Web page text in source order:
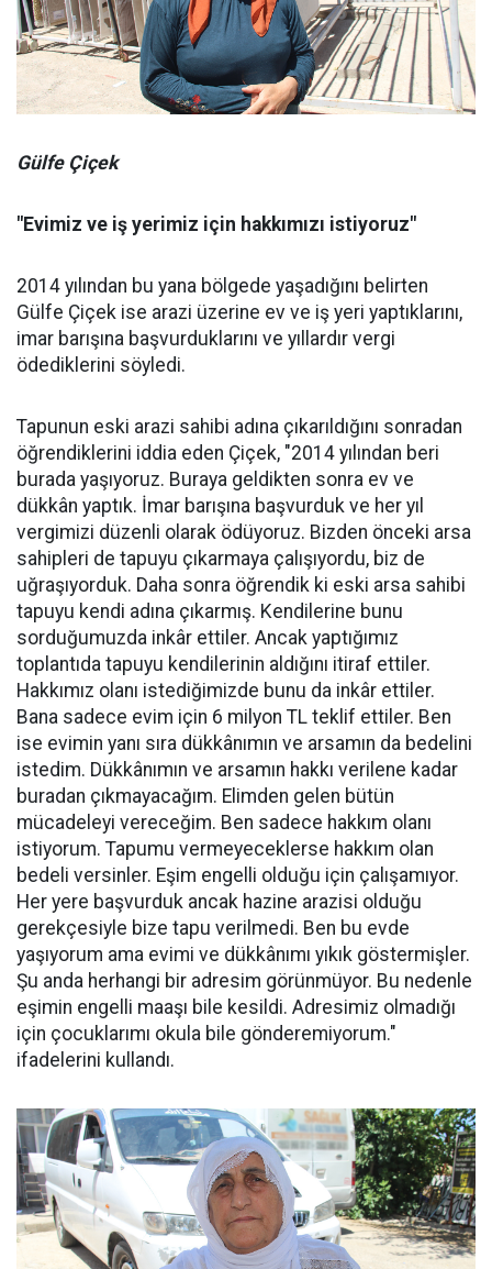
Gülfe Çiçek
"Evimiz ve iş yerimiz için hakkımızı istiyoruz"
2014 yılından bu yana bölgede yaşadığını belirten
Gülfe Çiçek ise arazi üzerine ev ve iş yeri yaptıklarını,
imar barışına başvurduklarını ve yıllardır vergi
ödediklerini söyledi.
Tapunun eski arazi sahibi adına çıkarıldığını sonradan
öğrendiklerini iddia eden Çiçek, "2014 yılından beri
burada yaşıyoruz. Buraya geldikten sonra ev ve
dükkân yaptık. İmar barışına başvurduk ve her yıl
vergimizi düzenli olarak ödüyoruz. Bizden önceki arsa
sahipleri de tapuyu çıkarmaya çalışıyordu, biz de
uğraşıyorduk. Daha sonra öğrendik ki eski arsa sahibi
tapuyu kendi adına çıkarmış. Kendilerine bunu
sorduğumuzda inkâr ettiler. Ancak yaptığımız
toplantıda tapuyu kendilerinin aldığını itiraf ettiler.
Hakkımız olanı istediğimizde bunu da inkâr ettiler.
Bana sadece evim için 6 milyon TL teklif ettiler. Ben
ise evimin yanı sıra dükkânımın ve arsamın da bedelini
istedim. Dükkânımın ve arsamın hakkı verilene kadar
buradan çıkmayacağım. Elimden gelen bütün
mücadeleyi vereceğim. Ben sadece hakkım olanı
istiyorum. Tapumu vermeyeceklerse hakkım olan
bedeli versinler. Eşim engelli olduğu için çalışamıyor.
Her yere başvurduk ancak hazine arazisi olduğu
gerekçesiyle bize tapu verilmedi. Ben bu evde
yaşıyorum ama evimi ve dükkânımı yıkık göstermişler.
Şu anda herhangi bir adresim görünmüyor. Bu nedenle
eşimin engelli maaşı bile kesildi. Adresimiz olmadığı
için çocuklarımı okula bile gönderemiyorum."
ifadelerini kullandı.